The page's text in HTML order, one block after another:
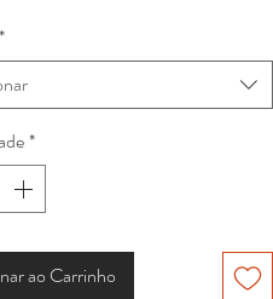
do animal de poder Pantera
a
valientia carrega a agressividade e
com a lua ela possui enorme
do feminino, significando a
e a noite.
decorativo com impressão da
*
*
ao Carrinho